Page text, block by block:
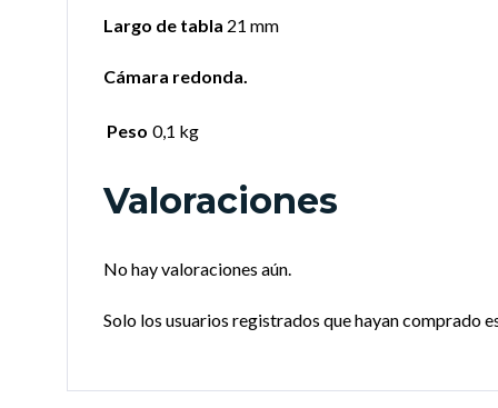
Largo de tabla 21 mm
Cámara redonda.
Peso 0,1 kg
Valoraciones
No hay valoraciones aún.
Solo los usuarios registrados que hayan comprado